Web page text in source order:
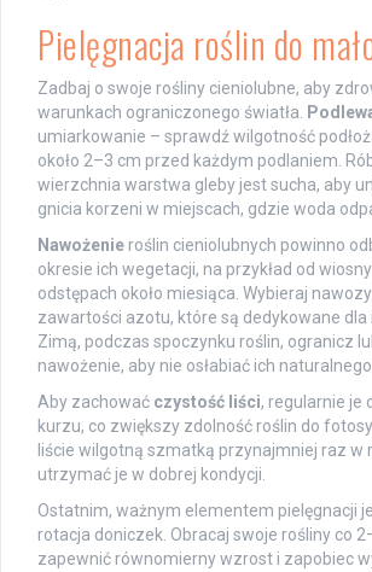
Pielęgnacja roślin do
Zadbaj o swoje rośliny cieniolubne, aby
warunkach ograniczonego światła.
umiarkowanie – sprawdź wilgotność
około 2–3 cm przed każdym podlaniem.
wierzchnia warstwa gleby jest sucha, aby
gnicia korzeni w miejscach, gdzie woda
Nawożenie roślin cieniolubnych powinno
okresie ich wegetacji, na przykład od
odstępach około miesiąca. Wybieraj
zawartości azotu, które są dedykowane dla
Zimą, podczas spoczynku roślin, ogranicz
nawożenie, aby nie osłabiać ich
Aby zachować czystość liści, regularnie je
kurzu, co zwiększy zdolność roślin do
liście wilgotną szmatką przynajmniej raz w
utrzymać je w dobrej kondycji.
Ostatnim, ważnym elementem pielęgnacji
rotacja doniczek. Obracaj swoje rośliny co
zapewnić równomierny wzrost i zapobiec